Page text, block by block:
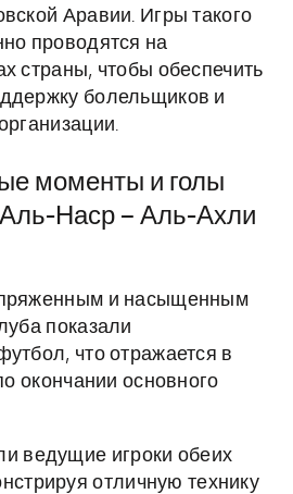
Аравии. Игры такого
проводятся на
страны, чтобы обеспечить
болельщиков и
моменты и голы
Наср – Аль-Ахли
и насыщенным
показали
что отражается в
окончании основного
ведущие игроки обеих
отличную технику